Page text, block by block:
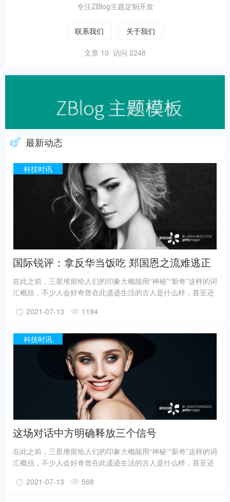
专注ZBlog主题定制开发
联系我们 关于我们
文章 10 访问 2248
最新动态
科技时讯
国际锐评：拿反华当饭吃 郑国恩之流难逃正
义的清算
在此之前，三星堆留给人们的印象大概能用“神秘”“新奇”这样的词
汇概括，不少人会好奇曾在此遗迹生活的古人是什么样，甚至还
一定程度上回答了一些问题。
祀坑”。2019年11月至2020年5月，考古人员新发现6座三星堆文
据国家文物局消息，目前，3、4、5、6号坑内已发掘至器物层，
7号和8号坑正在发掘坑内填土，现已出土金面具残片、鸟型金饰
片、金箔、眼部有彩绘铜头像、巨青铜面具、青铜神树、象牙、
精美牙雕残件、玉琮、玉石器等重要文物500余件。
2021-07-13 1194
科技时讯
这场对话中方明确释放三个信号
在此之前，三星堆留给人们的印象大概能用“神秘”“新奇”这样的词
汇概括，不少人会好奇曾在此遗迹生活的古人是什么样，甚至还
一定程度上回答了一些问题。
2021-07-13 568